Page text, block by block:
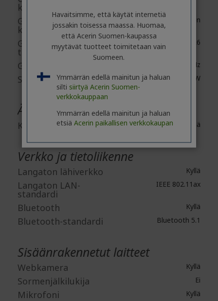
kapasiteetti
Grafiikkamuistin
käytettävyys
Laitteistokohtainen
Grafiikkamuistin
tekniikka
GDDR6
GPU Boost Clock Korkeintaan 1656 MHz
Suurin grafiikkateho Korkeintaan 140 W
Äänet
Kaiuttimet Kyllä
Verkko ja tietoliikenne
Langaton lähiverkko Kyllä
Langaton LAN-
standardi
IEEE 802.11ax
Bluetooth Kyllä
Bluetooth-standardi Bluetooth 5.1
Sisäänrakennetut laitteet
Webkamera Kyllä
Sormenjälkilukija Ei
Mikrofoni Kyllä
Havaitsimme, että käytät internetiä
jossakin toisessa maassa. Huomaa,
että Acerin Suomen-kaupassa
myytävät tuotteet toimitetaan vain
Suomeen.
Ymmärrän edellä mainitun ja haluan
silti siirtyä Acerin Suomen-
verkkokauppaan
Ymmärrän edellä mainitun ja haluan
etsiä Acerin paikallisen verkkokaupan